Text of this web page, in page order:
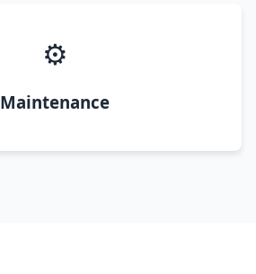
⚙️
Maintenance